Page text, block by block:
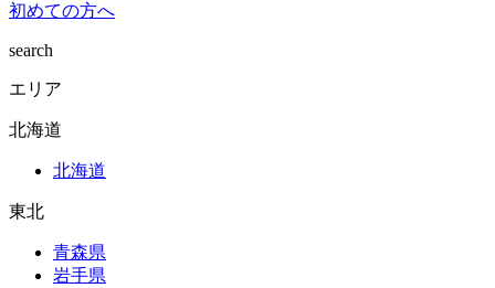
初めての方へ
search
エリア
北海道
北海道
東北
青森県
岩手県